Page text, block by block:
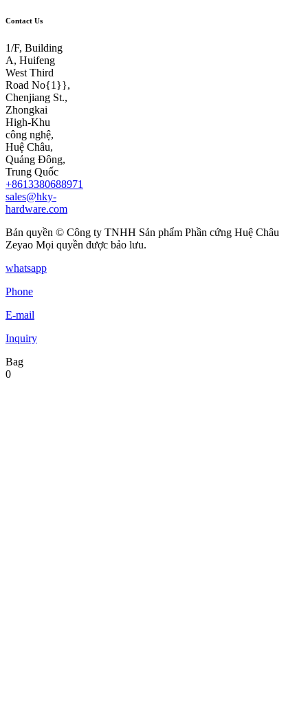
Contact Us
1/F, Building
A, Huifeng
West Third
Road No{1}},
Chenjiang St.,
Zhongkai
High-Khu
công nghệ,
Huệ Châu,
Quảng Đông,
Trung Quốc
+8613380688971
sales@hky-
hardware.com
Bản quyền © Công ty TNHH Sản phẩm Phần cứng Huệ Châu
Zeyao Mọi quyền được bảo lưu.
whatsapp
Phone
E-mail
Inquiry
Bag
0